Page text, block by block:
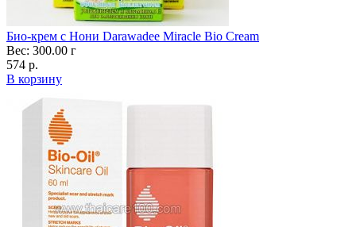
Био-крем с Нони Darawadee Miracle Bio Cream
Вес: 300.00 г
574 р.
В корзину